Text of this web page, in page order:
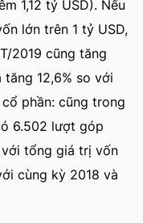
1,12 tỷ USD). Nếu
lớn trên 1 tỷ USD,
2019 cũng tăng
12,6% so với
phần: cũng trong
6.502 lượt góp
tổng giá trị vốn
cùng kỳ 2018 và